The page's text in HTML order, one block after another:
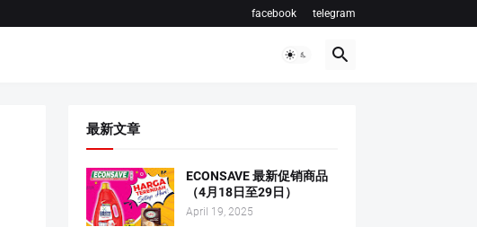
facebook telegram
最新文章
ECONSAVE 最新促销商品
（4月18日至29日）
April 19, 2025